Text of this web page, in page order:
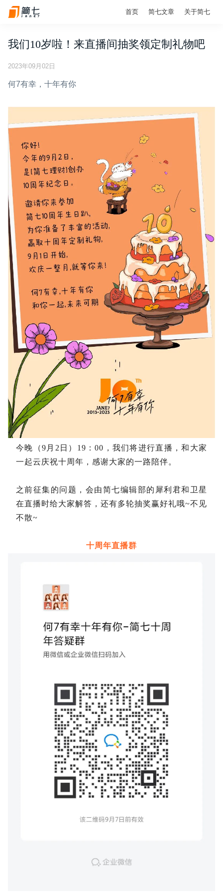
首页 简七文章 关于简七
我们10岁啦！来直播间抽奖领定制礼物吧
2023年09月02日
何7有幸，十年有你
今晚（9月2日）19：00 ，我们将进行直播，和大家
一起云庆祝十周年，感谢大家的一路陪伴。
之前征集的问题，会由简七编辑部的犀利君和卫星
在直播时给大家解答，还有多轮抽奖赢好礼哦~不见
不散~
十周年直播群